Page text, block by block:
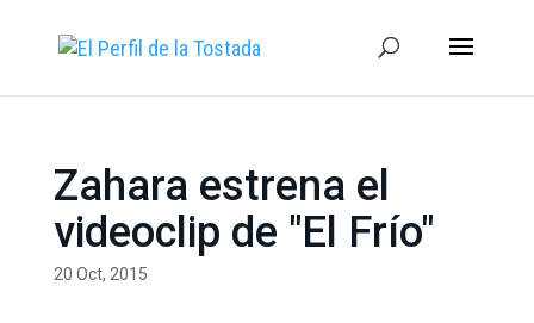
Zahara estrena el
videoclip de "El Frío"
20 Oct, 2015